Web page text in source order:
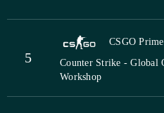
5
CSGO
Counter Strike - Global
Workshop